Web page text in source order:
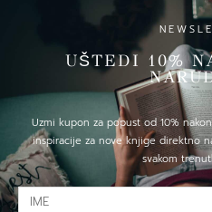
UŠTEDI 10%
Uzmi kupon za popust od 10%
inspiracije za nove knjige direktno
svakom
IME